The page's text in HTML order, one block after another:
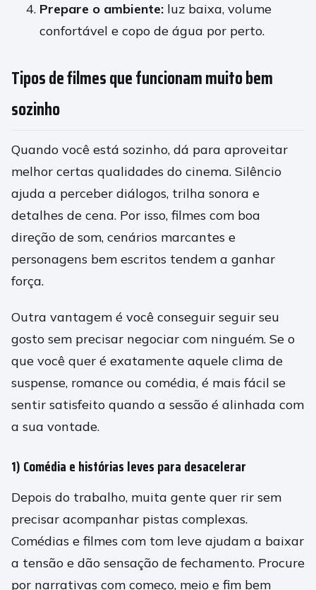
Prepare o ambiente: luz baixa, volume
confortável e copo de água por perto.
Tipos de filmes que funcionam muito bem
sozinho
Quando você está sozinho, dá para aproveitar
melhor certas qualidades do cinema. Silêncio
ajuda a perceber diálogos, trilha sonora e
detalhes de cena. Por isso, filmes com boa
direção de som, cenários marcantes e
personagens bem escritos tendem a ganhar
força.
Outra vantagem é você conseguir seguir seu
gosto sem precisar negociar com ninguém. Se o
que você quer é exatamente aquele clima de
suspense, romance ou comédia, é mais fácil se
sentir satisfeito quando a sessão é alinhada com
a sua vontade.
1) Comédia e histórias leves para desacelerar
Depois do trabalho, muita gente quer rir sem
precisar acompanhar pistas complexas.
Comédias e filmes com tom leve ajudam a baixar
a tensão e dão sensação de fechamento. Procure
por narrativas com começo, meio e fim bem